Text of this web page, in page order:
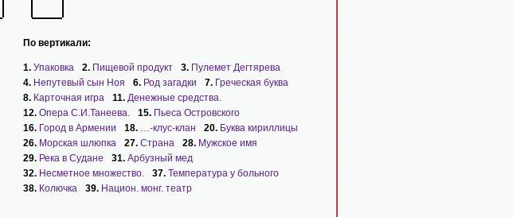
По вертикали:
1. Упаковка 2. Пищевой продукт 3. Пулемет Дегтярева
4. Непутевый сын Ноя 6. Род загадки 7. Греческая буква
8. Карточная игра 11. Денежные средства.
12. Опера С.И.Танеева. 15. Пьеса Островского
16. Город в Армении 18. …-клус-клан 20. Буква кириллицы
26. Морская шлюпка 27. Страна 28. Мужское имя
29. Река в Судане 31. Арбузный мед
32. Несметное множество. 37. Температура у больного
38. Колючка 39. Национ. монг. театр